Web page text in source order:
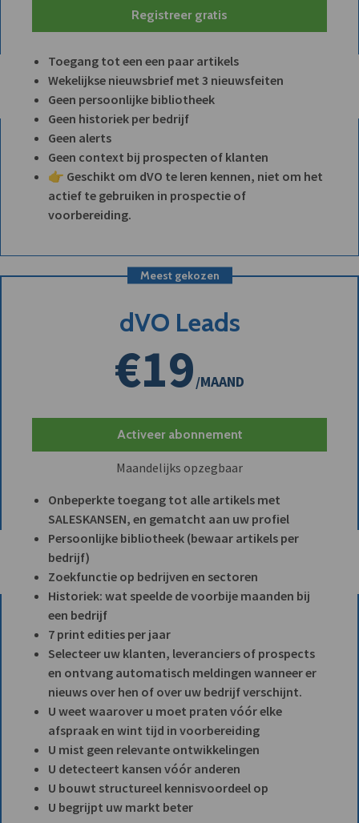
Registreer gratis
Toegang tot een een paar artikels
Wekelijkse nieuwsbrief met 3 nieuwsfeiten
Geen persoonlijke bibliotheek
Geen historiek per bedrijf
Geen alerts
Geen context bij prospecten of klanten
👉 Geschikt om dVO te leren kennen, niet om het
actief te gebruiken in prospectie of
voorbereiding.
Meest gekozen
dVO Leads
€19/MAAND
Activeer abonnement
Maandelijks opzegbaar
Onbeperkte toegang tot alle artikels met
SALESKANSEN, en gematcht aan uw profiel
Persoonlijke bibliotheek (bewaar artikels per
bedrijf)
Zoekfunctie op bedrijven en sectoren
Historiek: wat speelde de voorbije maanden bij
een bedrijf
7 print edities per jaar
Selecteer uw klanten, leveranciers of prospects
en ontvang automatisch meldingen wanneer er
nieuws over hen of over uw bedrijf verschijnt.
U weet waarover u moet praten vóór elke
afspraak en wint tijd in voorbereiding
U mist geen relevante ontwikkelingen
U detecteert kansen vóór anderen
U bouwt structureel kennisvoordeel op
U begrijpt uw markt beter